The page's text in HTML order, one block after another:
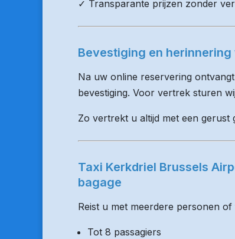
✓ Transparante prijzen zonder
Bevestiging en
Na uw online reservering
bevestiging. Voor vertrek sturen
Zo vertrekt u altijd met een gerust
Taxi Kerkdriel Brussels
bagage
Reist u met meerdere personen
Tot 8 passagiers